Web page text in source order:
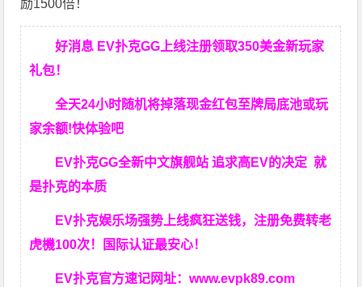
励1500倍！
好消息 EV扑克GG上线注册领取350美金新玩家
礼包！
全天24小时随机将掉落现金红包至牌局底池或玩
家余额!快体验吧
EV扑克GG全新中文旗舰站 追求高EV的决定就
是扑克的本质
EV扑克娱乐场强势上线疯狂送钱，注册免费转老
虎機100次！国际认证最安心！
EV扑克官方速记网址：www.evpk89.com